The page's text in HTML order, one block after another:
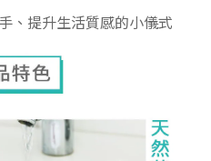
、提升生活質感的小儀式